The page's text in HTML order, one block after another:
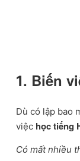
1. Biến
Dù có lập bao
việc học tiếng
Có mất nhiều